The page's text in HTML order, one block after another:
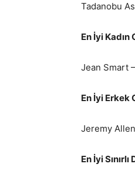
Tadanobu
En İyi
Jean Smart
En İyi Erkek
Jeremy
En İyi